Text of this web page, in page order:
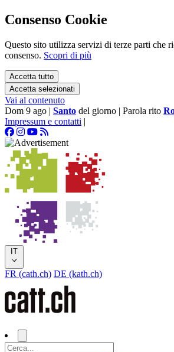
Consenso Cookie
Questo sito utilizza servizi di terze parti che
consenso. Scopri di più
Accetta tutto
Accetta selezionati
Vai al contenuto
Dom 9 ago | Santo del giorno | Parola rito
Impressum e contatti |
IT
FR (cath.ch) DE (kath.ch)